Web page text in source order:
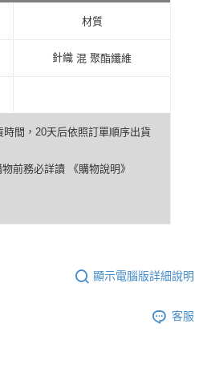
材質
針織 混 聚酯纖維
間， 20天后依照訂單順序出貨
前務必詳讀 《購物說明》
顯示電腦版詳細說明
客服